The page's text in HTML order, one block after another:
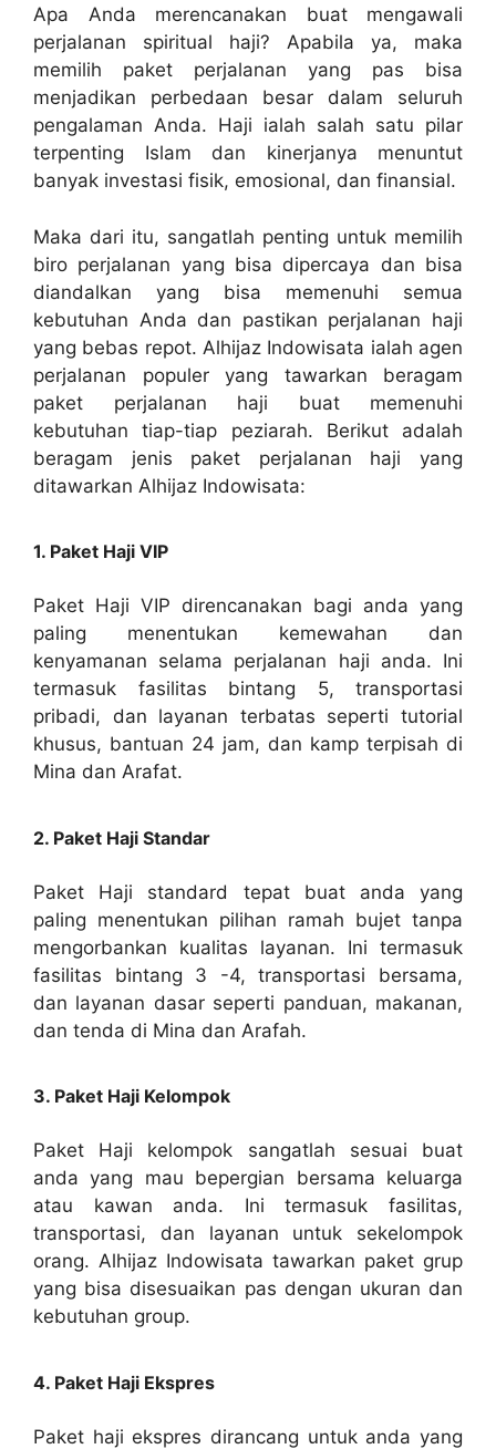
Apa Anda merencanakan buat mengawali
perjalanan spiritual haji? Apabila ya, maka
memilih paket perjalanan yang pas bisa
menjadikan perbedaan besar dalam seluruh
pengalaman Anda. Haji ialah salah satu pilar
terpenting Islam dan kinerjanya menuntut
banyak investasi fisik, emosional, dan finansial.
Maka dari itu, sangatlah penting untuk memilih
biro perjalanan yang bisa dipercaya dan bisa
diandalkan yang bisa memenuhi semua
kebutuhan Anda dan pastikan perjalanan haji
yang bebas repot. Alhijaz Indowisata ialah agen
perjalanan populer yang tawarkan beragam
paket perjalanan haji buat memenuhi
kebutuhan tiap-tiap peziarah. Berikut adalah
beragam jenis paket perjalanan haji yang
ditawarkan Alhijaz Indowisata:
1. Paket Haji VIP
Paket Haji VIP direncanakan bagi anda yang
paling menentukan kemewahan dan
kenyamanan selama perjalanan haji anda. Ini
termasuk fasilitas bintang 5, transportasi
pribadi, dan layanan terbatas seperti tutorial
khusus, bantuan 24 jam, dan kamp terpisah di
Mina dan Arafat.
2. Paket Haji Standar
Paket Haji standard tepat buat anda yang
paling menentukan pilihan ramah bujet tanpa
mengorbankan kualitas layanan. Ini termasuk
fasilitas bintang 3 -4, transportasi bersama,
dan layanan dasar seperti panduan, makanan,
dan tenda di Mina dan Arafah.
3. Paket Haji Kelompok
Paket Haji kelompok sangatlah sesuai buat
anda yang mau bepergian bersama keluarga
atau kawan anda. Ini termasuk fasilitas,
transportasi, dan layanan untuk sekelompok
orang. Alhijaz Indowisata tawarkan paket grup
yang bisa disesuaikan pas dengan ukuran dan
kebutuhan group.
4. Paket Haji Ekspres
Paket haji ekspres dirancang untuk anda yang